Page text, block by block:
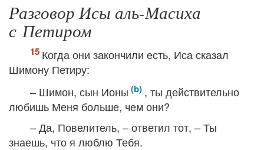
Разговор Исы аль-Масиха
с Петиром
Когда они закончили есть, Иса сказал
Шимону Петиру:
– Шимон, сын Ионы
, ты действительно
любишь Меня больше, чем они?
– Да, Повелитель, – ответил тот, – Ты
знаешь, что я люблю Тебя.